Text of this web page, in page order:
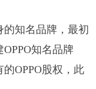
知名品牌，最初
知名品牌
OPPO股权，此